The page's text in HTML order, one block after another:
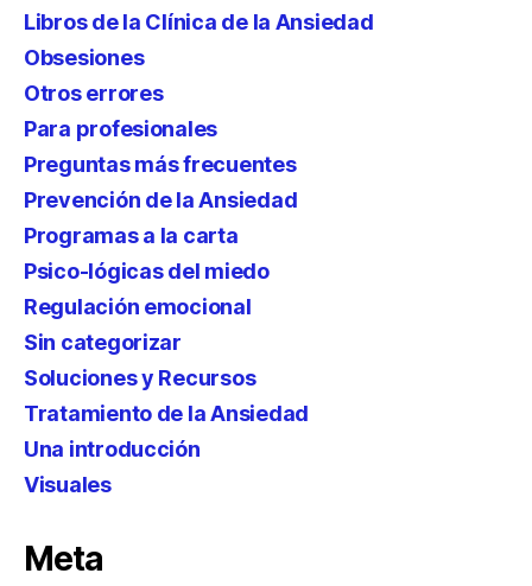
Libros de la Clínica de la Ansiedad
Obsesiones
Otros errores
Para profesionales
Preguntas más frecuentes
Prevención de la Ansiedad
Programas a la carta
Psico-lógicas del miedo
Regulación emocional
Sin categorizar
Soluciones y Recursos
Tratamiento de la Ansiedad
Una introducción
Visuales
Meta